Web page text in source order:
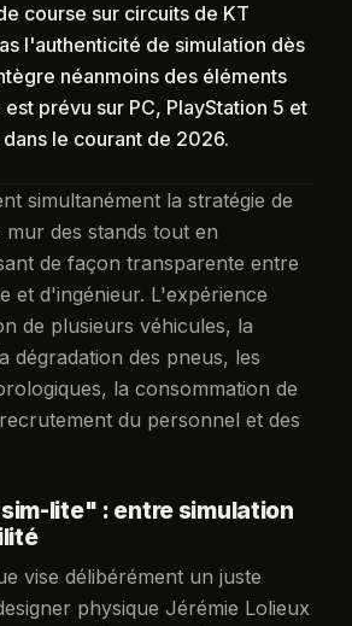
course sur circuits de KT
l'authenticité de simulation dès
néanmoins des éléments
prévu sur PC, PlayStation 5 et
le courant de 2026.
simultanément la stratégie de
des stands tout en
de façon transparente entre
et d'ingénieur. L'expérience
de plusieurs véhicules, la
dégradation des pneus, les
la consommation de
du personnel et des
lite" : entre simulation
vise délibérément un juste
physique Jérémie Lolieux